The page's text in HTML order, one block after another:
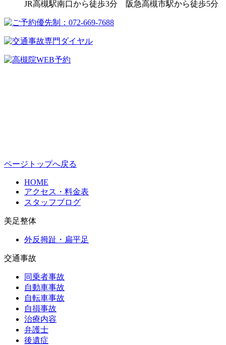
JR高槻駅南口から徒歩3分 阪急高槻市駅から徒歩5分
ページトップへ戻る
HOME
アクセス・料金表
スタッフブログ
美足整体
外反拇趾・扁平足
交通事故
同乗者事故
自動車事故
自転車事故
自損事故
治療内容
弁護士
後遺症